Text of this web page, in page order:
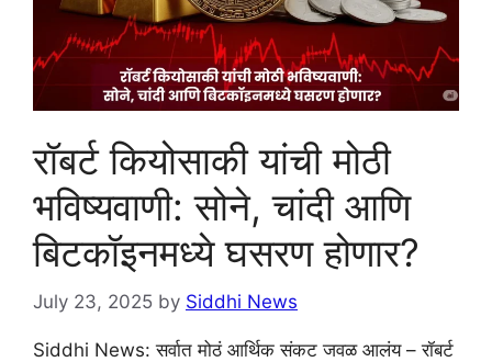
रॉबर्ट कियोसाकी यांची मोठी
भविष्यवाणी: सोने, चांदी आणि
बिटकॉइनमध्ये घसरण होणार?
July 23, 2025 by Siddhi News
Siddhi News: सर्वात मोठं आर्थिक संकट जवळ आलंय – रॉबर्ट